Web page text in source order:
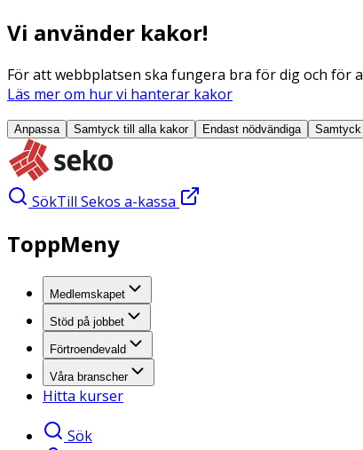
Vi använder kakor!
För att webbplatsen ska fungera bra för dig och för
Läs mer om hur vi hanterar kakor
Anpassa Samtyck till alla kakor Endast nödvändiga
SökTill Sekos a-kassa
ToppMeny
Medlemskapet
Stöd på jobbet
Förtroendevald
Våra branscher
Hitta kurser
Sök